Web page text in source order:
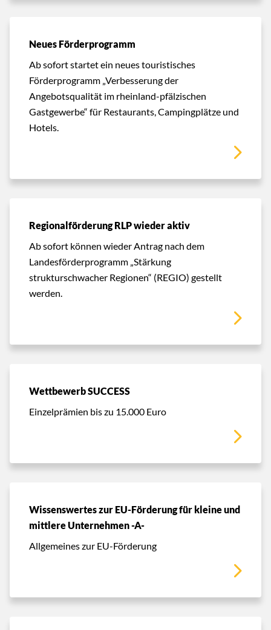
Neues Förderprogramm
Ab sofort startet ein neues touristisches
Förderprogramm „Verbesserung der
Angebotsqualität im rheinland-pfälzischen
Gastgewerbe“ für Restaurants, Campingplätze und
Hotels.
Regionalförderung RLP wieder aktiv
Ab sofort können wieder Antrag nach dem
Landesförderprogramm „Stärkung
strukturschwacher Regionen“ (REGIO) gestellt
werden.
Wettbewerb SUCCESS
Einzelprämien bis zu 15.000 Euro
Wissenswertes zur EU-Förderung für kleine und
mittlere Unternehmen -A-
Allgemeines zur EU-Förderung